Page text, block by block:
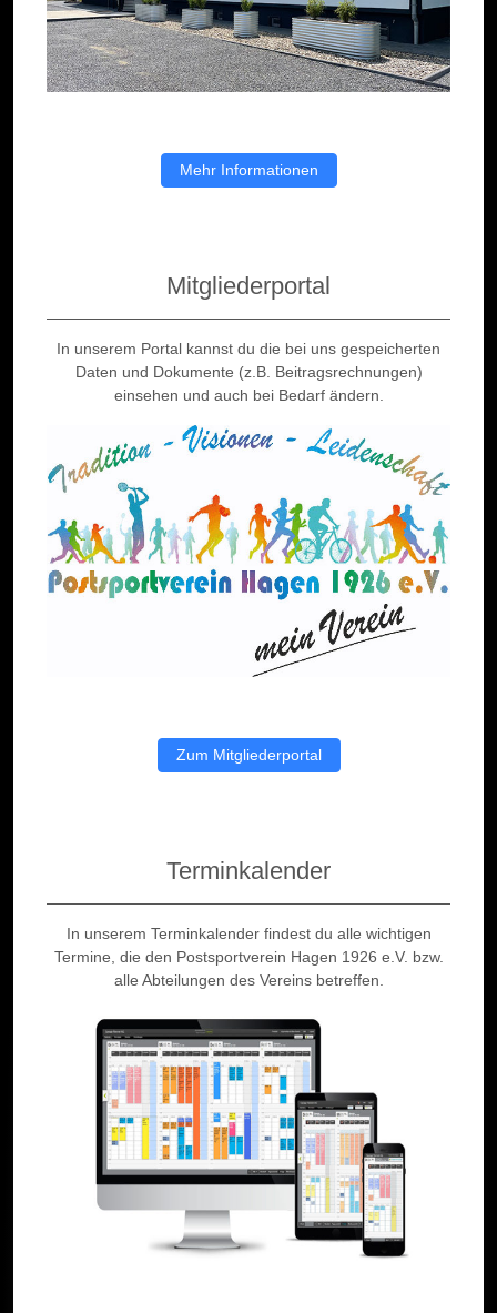
Mehr Informationen
Mitgliederportal
In unserem Portal kannst du die bei uns gespeicherten
Daten und Dokumente (z.B. Beitragsrechnungen)
einsehen und auch bei Bedarf ändern.
Zum Mitgliederportal
Terminkalender
In unserem Terminkalender findest du alle wichtigen
Termine, die den Postsportverein Hagen 1926 e.V. bzw.
alle Abteilungen des Vereins betreffen.